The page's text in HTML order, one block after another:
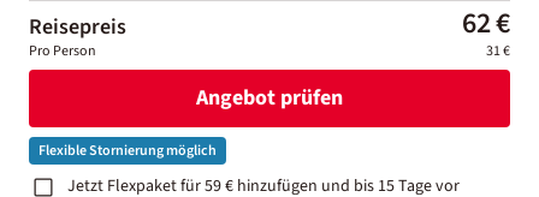
Reisepreis 62 €
Pro Person 31 €
Angebot prüfen
Flexible Stornierung möglich
Jetzt Flexpaket für 59 € hinzufügen und bis 15 Tage vor